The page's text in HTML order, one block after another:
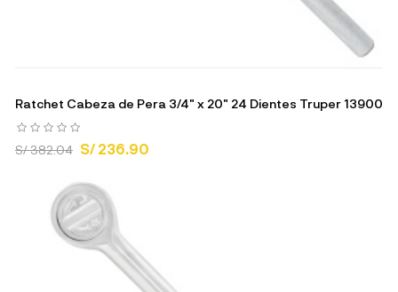
Ratchet Cabeza de Pera 3/4" x 20" 24 Dientes Truper 13900
S/ 382.04 S/ 236.90